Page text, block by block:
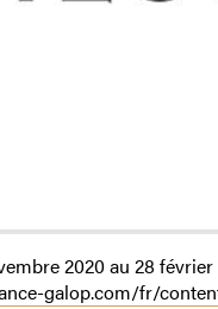
2020 au 28 février
galop.com/fr/